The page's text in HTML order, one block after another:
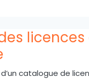
licences
catalogue de